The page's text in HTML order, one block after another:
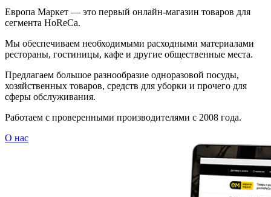
Европа Маркет — это первый онлайн-магазин товаров для
сегмента HoReCa.
Мы обеспечиваем необходимыми расходными материалами
рестораны, гостиницы, кафе и другие общественные места.
Предлагаем большое разнообразие одноразовой посуды,
хозяйственных товаров, средств для уборки и прочего для
сферы обслуживания.
Работаем с проверенными производителями с 2008 года.
О нас